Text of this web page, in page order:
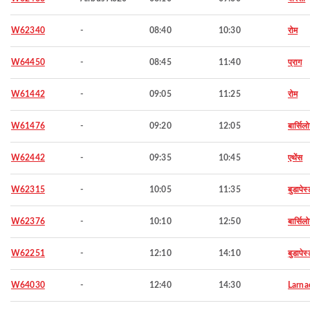
W62340 - 08:40 10:30 रोम
W64450 - 08:45 11:40 प्राग
W61442 - 09:05 11:25 रोम
W61476 - 09:20 12:05
W62442 - 09:35 10:45 एथेंस
W62315 - 10:05 11:35
W62376 - 10:10 12:50
W62251 - 12:10 14:10
W64030 - 12:40 14:30